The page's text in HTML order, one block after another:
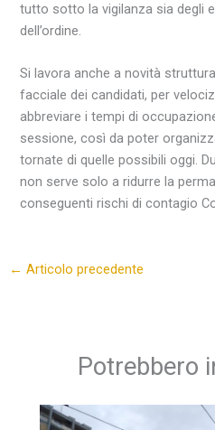
tutto sotto la vigilanza sia degli
dell’ordine.
Si lavora anche a novità
facciale dei candidati, per
abbreviare i tempi di
sessione, così da poter
tornate di quelle possibili oggi.
non serve solo a ridurre la
conseguenti rischi di contagio
← Articolo precedente
Potrebbero